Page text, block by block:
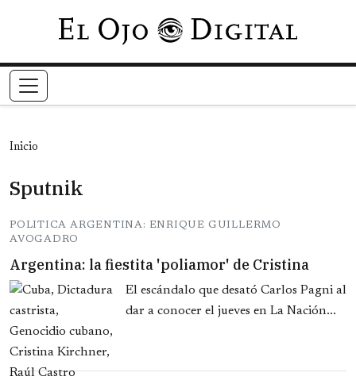
Pasar al contenido principal
Inicio
Sputnik
POLITICA ARGENTINA: ENRIQUE GUILLERMO
AVOGADRO
Argentina: la fiestita 'poliamor' de Cristina
El escándalo que desató Carlos Pagni al
dar a conocer el jueves en La Nación...